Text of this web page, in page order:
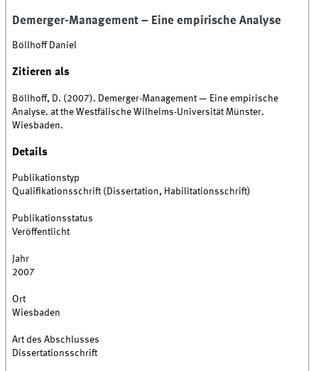
Demerger-Management – Eine empirische Analyse
Böllhoff Daniel
Zitieren als
Böllhoff, D. (2007). Demerger-Management — Eine empirische
Analyse. at the Westfälische Wilhelms-Universität Münster.
Wiesbaden.
Details
Publikationstyp
Qualifikationsschrift (Dissertation, Habilitationsschrift)
Publikationsstatus
Veröffentlicht
Jahr
2007
Ort
Wiesbaden
Art des Abschlusses
Dissertationsschrift